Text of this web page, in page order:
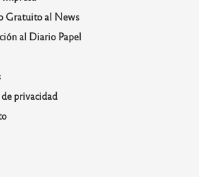
Gratuito al News
al Diario Papel
privacidad